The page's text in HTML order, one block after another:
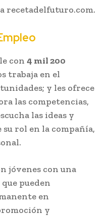
recetadelfuturo.com.
con 4 mil 200
trabaja en el
y les ofrece
las competencias,
las ideas y
rol en la compañía,
jóvenes con una
pueden
en
y